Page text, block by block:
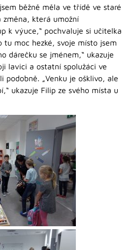
běžně měla ve třídě ve staré
změna, která umožní
k výuce,“ pochvaluje si učitelka
tu moc hezké, svoje místo jsem
dárečku se jménem,“ ukazuje
lavici a ostatní spolužáci ve
podobně. „Venku je ošklivo, ale
ukazuje Filip ze svého místa u